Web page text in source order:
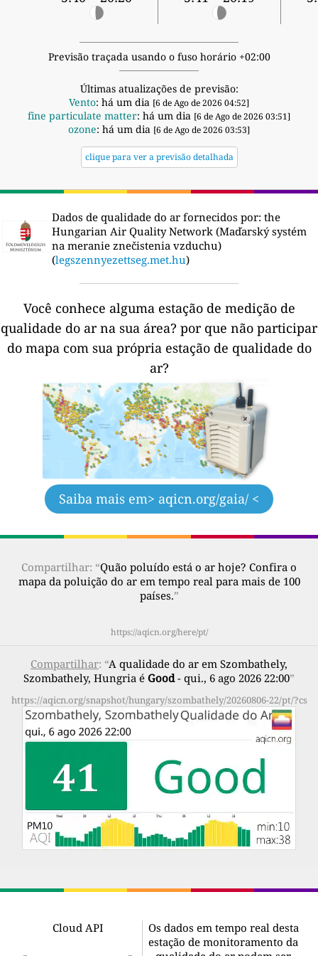
Previsão traçada usando o fuso horário +02:00
Últimas atualizações de previsão:
Vento: há um dia [6 de Ago de 2026 04:52]
fine particulate matter: há um dia [6 de Ago de 2026 03:51]
ozone: há um dia [6 de Ago de 2026 03:53]
clique para ver a previsão detalhada
Dados de qualidade do ar fornecidos por: the
Hungarian Air Quality Network (Maďarský systém
na meranie znečistenia vzduchu)
(legszennyezettseg.met.hu)
Você conhece alguma estação de medição de
qualidade do ar na sua área? por que não participar
do mapa com sua própria estação de qualidade do
ar?
Saiba mais em> aqicn.org/gaia/ <
Compartilhar: “Quão poluído está o ar hoje? Confira o
mapa da poluição do ar em tempo real para mais de 100
países.”
https://aqicn.org/here/pt/
Compartilhar: “A qualidade do ar em Szombathely,
Szombathely, Hungria é Good- qui., 6 ago 2026 22:00”
https://aqicn.org/snapshot/hungary/szombathely/20260806-22/pt/?cs
Cloud API
Os dados em tempo real desta
estação de monitoramento da